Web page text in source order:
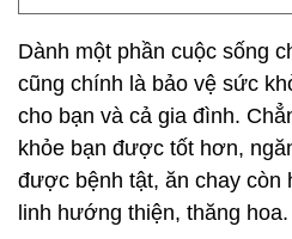
Dành một phần cuộc sống
cũng chính là bảo vệ sức
cho bạn và cả gia đình.
khỏe bạn được tốt hơn,
được bệnh tật, ăn chay còn
linh hướng thiện, thăng hoa.